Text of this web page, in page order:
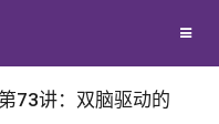
73讲：双脑驱动的